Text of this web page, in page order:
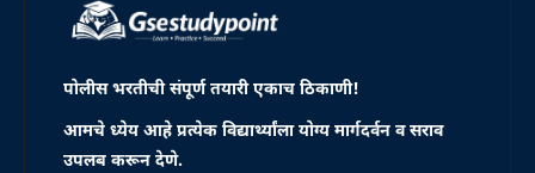
पोलीस भरतीची संपूर्ण तयारी एकाच ठिकाणी!
आमचे ध्येय आहे प्रत्येक विद्यार्थ्यांला योग्य मार्गदर्वन व सराव
उपलब करून देणे.